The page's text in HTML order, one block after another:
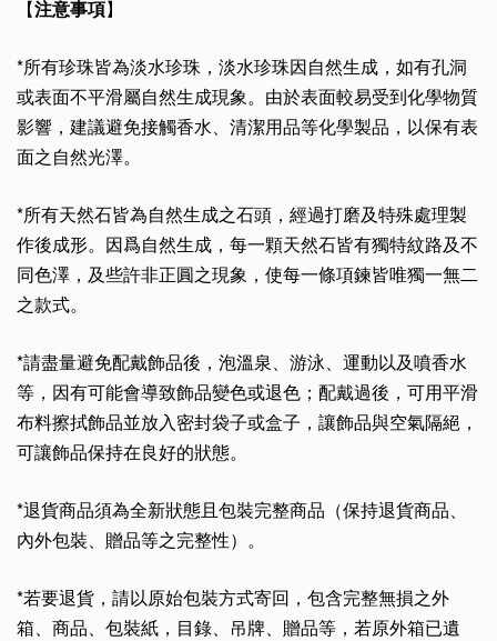
【注意事項】
*所有珍珠皆為淡水珍珠，淡水珍珠因自然生成，如有孔洞
或表面不平滑屬自然生成現象。由於表面較易受到化學物質
影響，建議避免接觸香水、清潔用品等化學製品，以保有表
面之自然光澤。
*所有天然石皆為自然生成之石頭，經過打磨及特殊處理製
作後成形。因爲自然生成，每一顆天然石皆有獨特紋路及不
同色澤，及些許非正圓之現象，使每一條項鍊皆唯獨一無二
之款式。
*請盡量避免配戴飾品後，泡溫泉、游泳、運動以及噴香水
等，因有可能會導致飾品變色或退色；配戴過後，可用平滑
布料擦拭飾品並放入密封袋子或盒子，讓飾品與空氣隔絕，
可讓飾品保持在良好的狀態。
*退貨商品須為全新狀態且包裝完整商品（保持退貨商品、
內外包裝、贈品等之完整性）。
*若要退貨，請以原始包裝方式寄回，包含完整無損之外
箱、商品、包裝紙，目錄、吊牌、贈品等，若原外箱已遺